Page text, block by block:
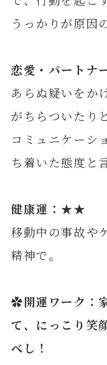
うっかりが原因
恋愛・パート
あらぬ疑いをか
がちらついたり
コミュニケーシ
ち着いた態度と
健康運：★★
移動中の事故や
精神で。
✿開運ワーク：
て、にっこり笑
べし！